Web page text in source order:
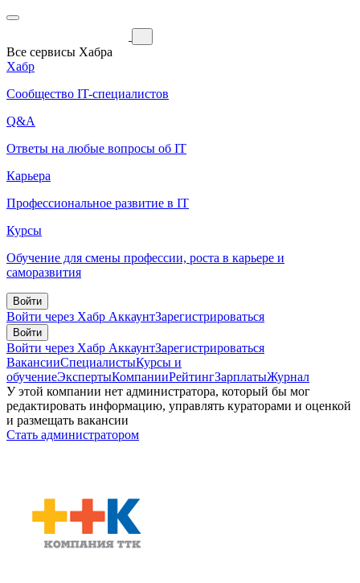
Все сервисы Хабра
Хабр
Сообщество IT-специалистов
Q&A
Ответы на любые вопросы об IT
Карьера
Профессиональное развитие в IT
Курсы
Обучение для смены профессии, роста в карьере и
саморазвития
Войти
Войти через Хабр АккаунтЗарегистрироваться
Войти
Войти через Хабр АккаунтЗарегистрироваться
ВакансииСпециалистыКурсы и
обучениеЭкспертыКомпанииРейтингЗарплатыЖурнал
У этой компании нет администратора, который бы мог
редактировать информацию, управлять кураторами и оценкой
и размещать вакансии
Стать администратором